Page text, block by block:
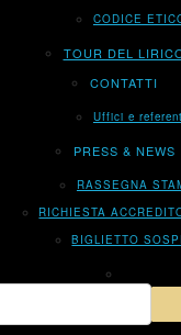
CODICE
TOUR DEL
CONTATTI
Uffici e
PRESS & NEWS
RASSEGNA
RICHIESTA
BIGLIETTO